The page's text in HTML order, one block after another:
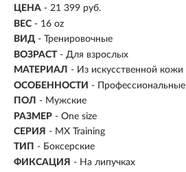
ЦЕНА - 21 399 руб.
ВЕС - 16 oz
ВИД - Тренировочные
ВОЗРАСТ - Для взрослых
МАТЕРИАЛ - Из искусственной кожи
ОСОБЕННОСТИ - Профессиональные
ПОЛ - Мужские
РАЗМЕР - One size
СЕРИЯ - MX Training
ТИП - Боксерские
ФИКСАЦИЯ - На липучках